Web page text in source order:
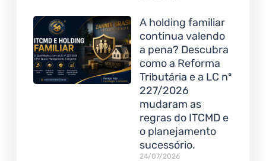
A holding familiar
continua valendo
a pena? Descubra
como a Reforma
Tributária e a LC nº
227/2026
mudaram as
regras do ITCMD e
o planejamento
sucessório.
24/07/2026